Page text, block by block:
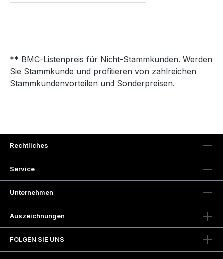
** BMC-Listenpreis für Nicht-Stammkunden. Werden
Sie Stammkunde und profitieren von zahlreichen
Stammkundenvorteilen und Sonderpreisen.
Rechtliches
Service
Unternehmen
Auszeichnungen
FOLGEN SIE UNS